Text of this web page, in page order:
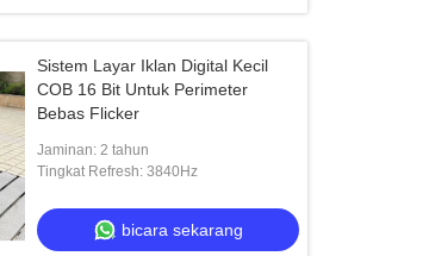
Sistem Layar Iklan Digital Kecil
COB 16 Bit Untuk Perimeter
Bebas Flicker
Jaminan: 2 tahun
Tingkat Refresh: 3840Hz
bicara sekarang